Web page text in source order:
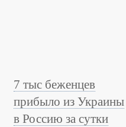
7 тыс беженцев
прибыло из Украины
в Россию за сутки